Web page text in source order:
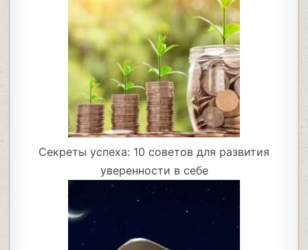
Секреты успеха: 10 советов для развития
уверенности в себе